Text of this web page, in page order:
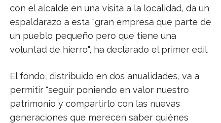
con el alcalde en una visita a la localidad, da un
espaldarazo a esta "gran empresa que parte de
un pueblo pequeño pero que tiene una
voluntad de hierro", ha declarado el primer edil.
El fondo, distribuido en dos anualidades, va a
permitir "seguir poniendo en valor nuestro
patrimonio y compartirlo con las nuevas
generaciones que merecen saber quiénes